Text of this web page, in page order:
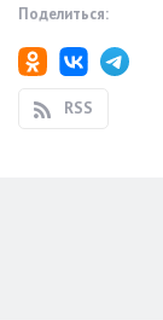
Поделиться:
RSS